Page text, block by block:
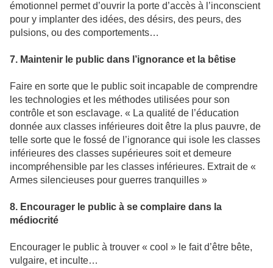
émotionnel permet d’ouvrir la porte d’accès à l’inconscient
pour y implanter des idées, des désirs, des peurs, des
pulsions, ou des comportements…
7. Maintenir le public dans l’ignorance et la bêtise
Faire en sorte que le public soit incapable de comprendre
les technologies et les méthodes utilisées pour son
contrôle et son esclavage. « La qualité de l’éducation
donnée aux classes inférieures doit être la plus pauvre, de
telle sorte que le fossé de l’ignorance qui isole les classes
inférieures des classes supérieures soit et demeure
incompréhensible par les classes inférieures. Extrait de «
Armes silencieuses pour guerres tranquilles »
8. Encourager le public à se complaire dans la
médiocrité
Encourager le public à trouver « cool » le fait d’être bête,
vulgaire, et inculte…